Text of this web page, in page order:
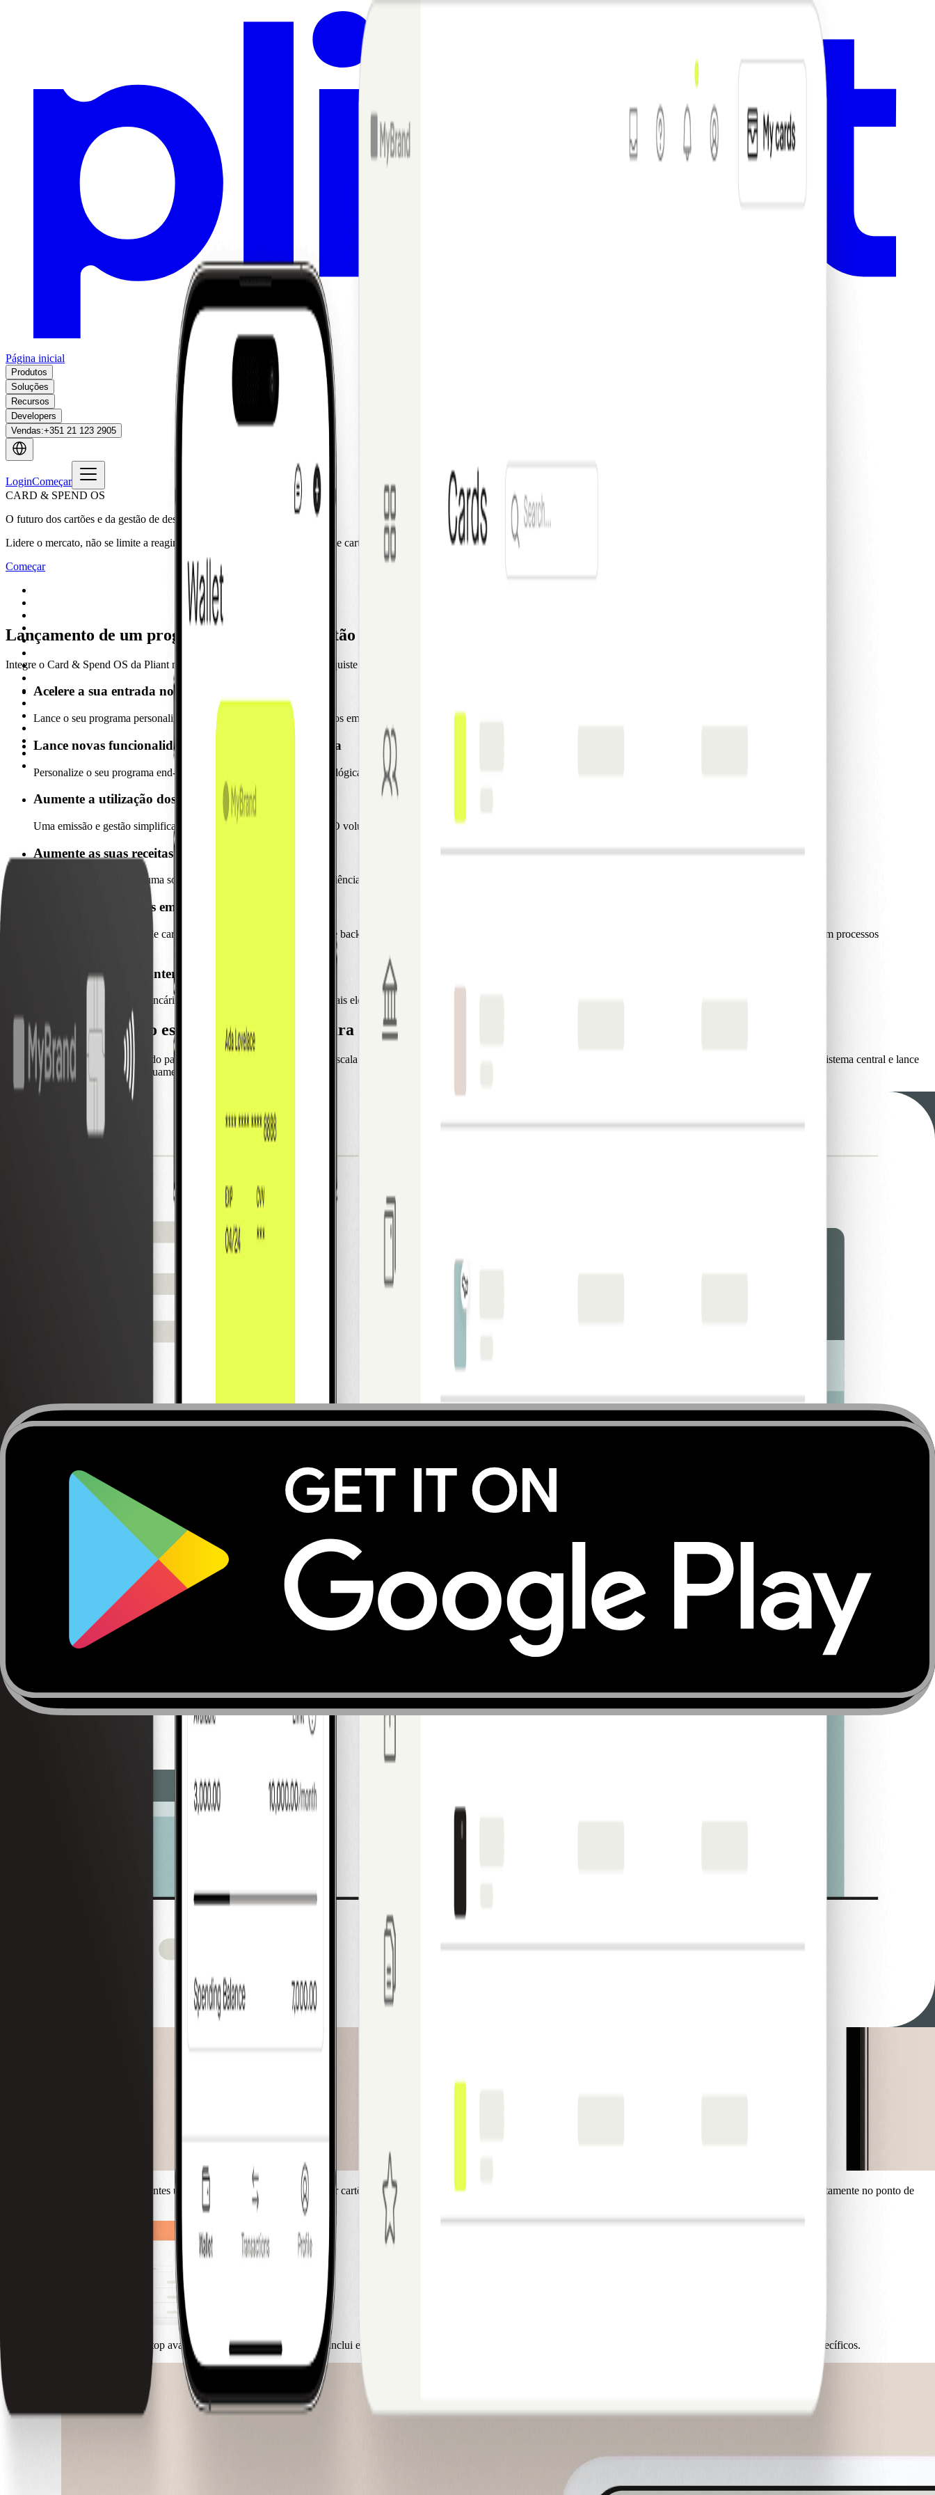
Página inicial
Produtos
Soluções
Recursos
Developers
Vendas:+351 21 123 2905
LoginComeçar
CARD & SPEND OS
O futuro dos cartões e da gestão de despesas, desenhado para bancos
Lidere o mercato, não se limite a reagir. Lance, escale e evolua programas de cartões B2B de excelência com a Pliant como seu parceiro tecnológico.
Começar
Lançamento de um programa de cartões e gestão de despesas líder de mercato em apenas 12 semanas
Integre o Card & Spend OS da Pliant no seu sistema bancário central. Conquiste o mercato B2B digital com configurações de produto precisas, sem os riscos dos sistemas legacy.
Acelere a sua entrada no mercado
Lance o seu programa personalizado de cartões de crédito corporativos em semanas e não em meses. Mantenha a relação com os seus clientes internamente.
Lance novas funcionalidades sob a sua própria marca
Personalize o seu programa end-to-end com as funcionalidades tecnológicas mais procuradas que os seus clientes empresariais mais valorizam.
Aumente a utilização dos cartões
Uma emissão e gestão simplificadas geram um maior compromisso. O volume de gastos aumenta até 5 vezes após a adoção do sistema.
Aumente as suas receitas com a gestão de despesas
Ofereça aos seus clientes uma solução de gestão de despesas de excelência numa plataforma unificada. Desbloqueie novas receitas de software de elevada margem para a sua marca.
Obtenha informações em tempo real
Gira todo o seu programa de cartões corporativos com ferramentas de back office intuitivas. Monitorize o desempenho, configure funcionalidades e obtenha dados em tempo reale sem processos
Segurança de nível Enterprise
Concebido para padrões bancários. Proteja os seus clientes com os mais elevados níveis de conformidade, proteção de dados e resilienza operacional.
Um stack tecnológico escalável e preparado para o futuro
O Card & Spend OS foi desenhado para qualquer configuração bancária. Escala facilmente desde PME até multinacionais em vários mercados. Amplie a sua oferta sem reestruturar o seu sistema central e lance
funcionalidades avançadas continuamente.
Uma plataforma. Experiência fluida. A sua marca.
Com o Card & Spend OS, ofereça aos seus clientes uma experiência integral de gestão de cartões e despesas. Tutto è integrato e apresentado sob a sua marca de confiança.
Web App
Ofereça uma vasta gama de cartões: físicos, virtuais, de utilização única, lodge e fleet, desde opções padrão até soluções específicas por setor.
Ofereça aos seus clientes uma forma simples e intuitiva de gerir cartões e despesas em qualquer lugar. Inclui captura inteligente de recibos e funcionalidades contabilísticas diretamente no ponto de
Ferramentas de desktop avançadas para uma gestão simples. Inclui emissão instantânea, alterações de limites, atribuição, bloqueio e até a opção de restringir códigos MCC específicos.